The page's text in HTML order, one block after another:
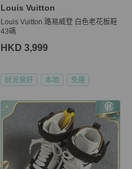
Louis Vuitton
Louis Vuitton 路易威登 白色老花板鞋
43碼
HKD 3,999
狀況良好 本地 免運